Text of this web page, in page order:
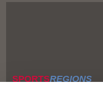
SPORTSREGIONS